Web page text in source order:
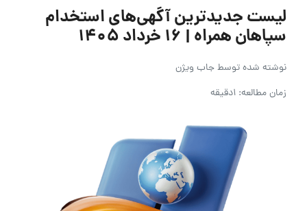
لیست جدیدترین آگهی‌های استخدام
سپاهان همراه | ۱۶ خرداد ۱۴۰۵
نوشته شده توسطجاب ویژن
زمان مطالعه: 1دقیقه